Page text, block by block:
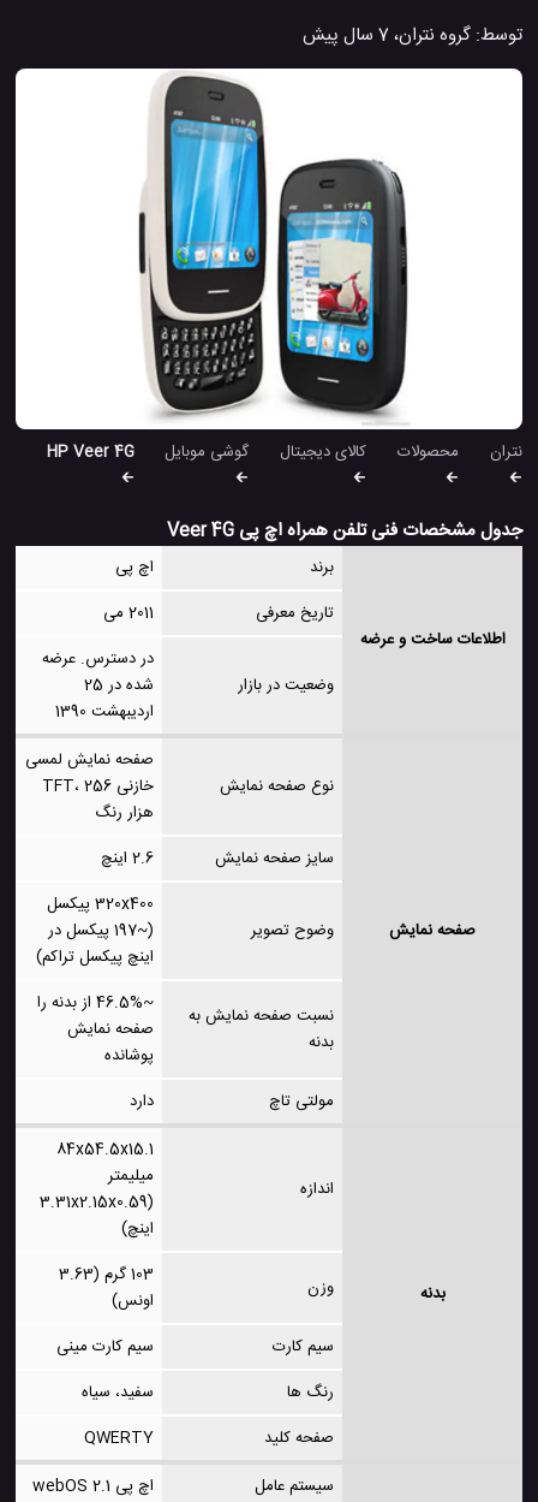
توسط: گروه نتران، 7 سال پیش
نتران محصولات کالای دیجیتال گوشی موبایل HP Veer 4G
جدول مشخصات فنی تلفن همراه اچ پی Veer 4G
اطلاعات ساخت و عرضه
برند
اچ پی
تاریخ معرفی
2011 می
وضعیت در بازار
در دسترس. عرضه
شده در 25
اردیبهشت 1390
صفحه نمایش
نوع صفحه نمایش
صفحه نمایش لمسی
خازنی TFT، 256
هزار رنگ
سایز صفحه نمایش
2.6 اینچ
وضوح تصویر
320x400 پیکسل
(~197 پیکسل در
اینچ پیکسل تراکم)
نسبت صفحه نمایش به
بدنه
~46.5% از بدنه را
صفحه نمایش
پوشانده
مولتی تاچ
دارد
بدنه
اندازه
84x54.5x15.1
میلیمتر
(3.31x2.15x0.59
اینچ)
وزن
103 گرم (3.63
اونس)
سیم کارت
سیم کارت مینی
رنگ ها
سفید، سیاه
صفحه کلید
QWERTY
سیستم عامل اچ پی webOS 2.1